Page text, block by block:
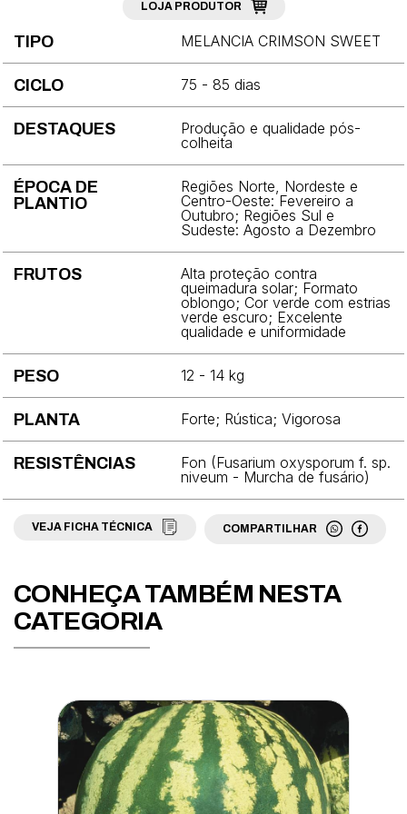
Cebola
Cebolinha
Cenoura
Chicória
Coentro
Couve-chinesa
Ervilha
Espinafre
Grama
Mamão
Maracujá
Melancia
Melão
LOJA PRODUTOR
TIPO MELANCIA CRIMSON SWEET
CICLO 75 - 85 dias
DESTAQUES
Produção e qualidade pós-
colheita
ÉPOCA DE
PLANTIO
Regiões Norte, Nordeste e
Centro-Oeste: Fevereiro a
Outubro; Regiões Sul e
Sudeste: Agosto a Dezembro
FRUTOS
Alta proteção contra
queimadura solar; Formato
oblongo; Cor verde com estrias
verde escuro; Excelente
qualidade e uniformidade
PESO 12 - 14 kg
PLANTA Forte; Rústica; Vigorosa
RESISTÊNCIAS
Fon (Fusarium oxysporum f. sp.
niveum - Murcha de fusário)
VEJA FICHA TÉCNICA COMPARTILHAR
CONHEÇA TAMBÉM NESTA
CATEGORIA